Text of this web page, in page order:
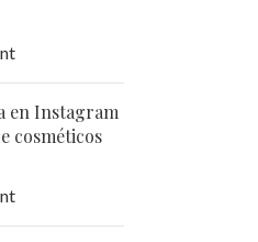
en Instagram
cosméticos